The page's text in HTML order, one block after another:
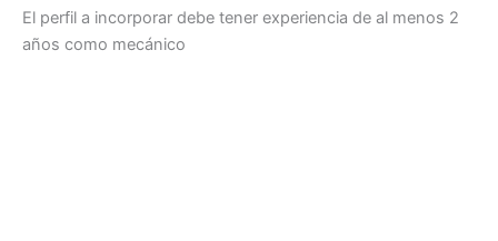
El perfil a incorporar debe tener experiencia de al menos 2
años como mecánico